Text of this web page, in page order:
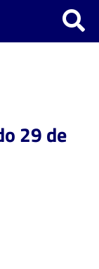
29 de